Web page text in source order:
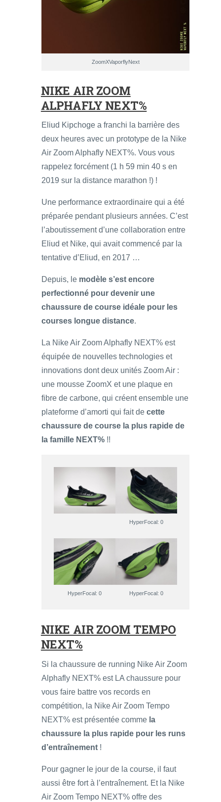
ZoomXVaporflyNext
NIKE AIR ZOOM
ALPHAFLY NEXT%
Eliud Kipchoge a franchi la barrière des
deux heures avec un prototype de la Nike
Air Zoom Alphafly NEXT%. Vous vous
rappelez forcément (1 h 59 min 40 s en
2019 sur la distance marathon !) !
Une performance extraordinaire qui a été
préparée pendant plusieurs années. C’est
l’aboutissement d’une collaboration entre
Eliud et Nike, qui avait commencé par la
tentative d’Eliud, en 2017 …
Depuis, le modèle s’est encore
perfectionné pour devenir une
chaussure de course idéale pour les
courses longue distance.
La Nike Air Zoom Alphafly NEXT% est
équipée de nouvelles technologies et
innovations dont deux unités Zoom Air :
une mousse ZoomX et une plaque en
fibre de carbone, qui créent ensemble une
plateforme d’amorti qui fait de cette
chaussure de course la plus rapide de
la famille NEXT% !!
HyperFocal: 0
HyperFocal: 0 HyperFocal: 0
NIKE AIR ZOOM TEMPO
NEXT%
Si la chaussure de running Nike Air Zoom
Alphafly NEXT% est LA chaussure pour
vous faire battre vos records en
compétition, la Nike Air Zoom Tempo
NEXT% est présentée comme la
chaussure la plus rapide pour les runs
d’entraînement !
Pour gagner le jour de la course, il faut
aussi être fort à l’entraînement. Et la Nike
Air Zoom Tempo NEXT% offre des